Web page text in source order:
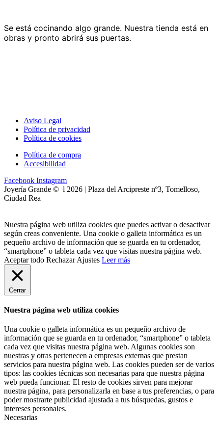
Se está cocinando algo grande. Nuestra tienda está en
obras y pronto abrirá sus puertas.
Aviso Legal
Política de privacidad
Política de cookies
Política de compra
Accesibilidad
Facebook Instagram
Joyería Grande © l 2026 | Plaza del Arcipreste nº3, Tomelloso,
Ciudad Rea
Nuestra página web utiliza cookies que puedes activar o desactivar
según creas conveniente. Una cookie o galleta informática es un
pequeño archivo de información que se guarda en tu ordenador,
“smartphone” o tableta cada vez que visitas nuestra página web.
Aceptar todo Rechazar Ajustes Leer más
Cerrar
Nuestra página web utiliza cookies
Una cookie o galleta informática es un pequeño archivo de
información que se guarda en tu ordenador, “smartphone” o tableta
cada vez que visitas nuestra página web. Algunas cookies son
nuestras y otras pertenecen a empresas externas que prestan
servicios para nuestra página web. Las cookies pueden ser de varios
tipos: las cookies técnicas son necesarias para que nuestra página
web pueda funcionar. El resto de cookies sirven para mejorar
nuestra página, para personalizarla en base a tus preferencias, o para
poder mostrarte publicidad ajustada a tus búsquedas, gustos e
intereses personales.
Necesarias